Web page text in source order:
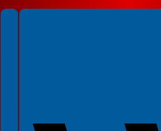
Spełniamy standardy WCAG 2.2
Spełniamy standardy W3C